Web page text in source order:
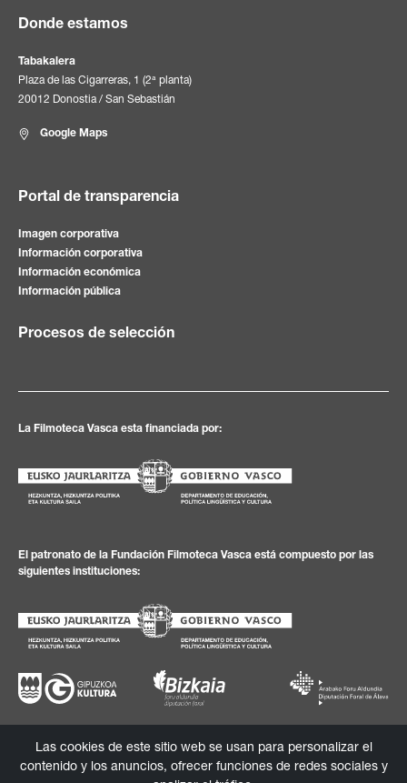
Donde estamos
Tabakalera
Plaza de las Cigarreras, 1 (2ª planta)
20012 Donostia / San Sebastián
Google Maps
Portal de transparencia
Imagen corporativa
Información corporativa
Información económica
Información pública
Procesos de selección
La Filmoteca Vasca esta financiada por:
El patronato de la Fundación Filmoteca Vasca está compuesto por las
siguientes instituciones:
Política de
Textos
legales
Política de
cookies
Canal de
Las cookies de este sitio web se usan para personalizar el
contenido y los anuncios, ofrecer funciones de redes sociales y